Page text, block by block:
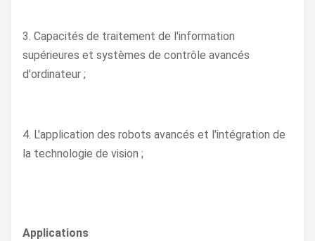
3. Capacités de traitement de l'information
supérieures et systèmes de contrôle avancés
d'ordinateur ;
4. L'application des robots avancés et l'intégration de
la technologie de vision ;
Applications